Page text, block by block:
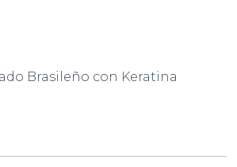
Brasileño con Keratina